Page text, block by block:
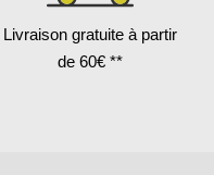
Livraison gratuite à partir
de 60€ **